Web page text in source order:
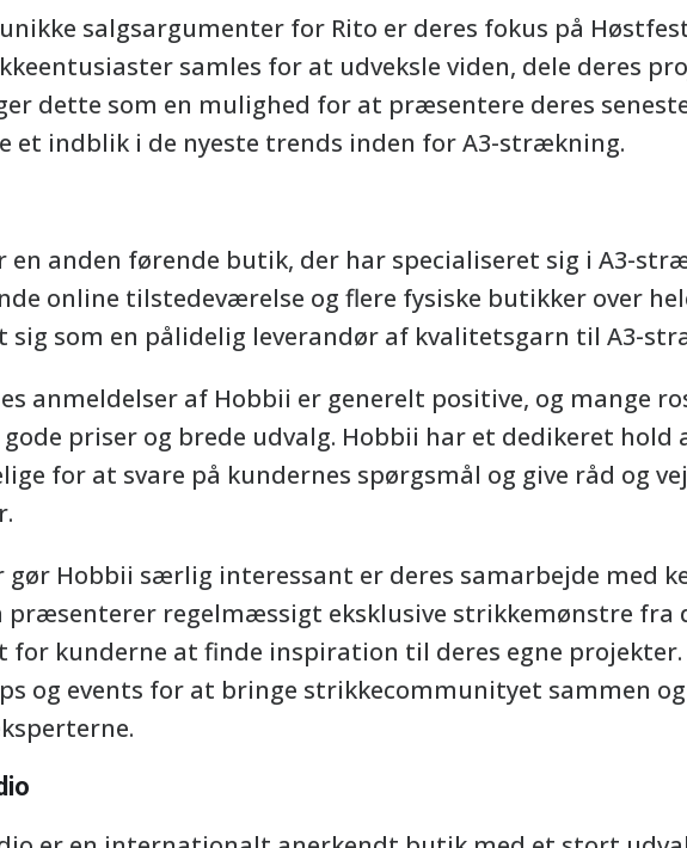
unikke salgsargumenter for Rito er deres fokus på
samles for at udveksle viden, dele deres
dette som en mulighed for at præsentere deres
et indblik i de nyeste trends inden for A3-strækning.
en anden førende butik, der har specialiseret sig i A3-
online tilstedeværelse og flere fysiske butikker over
sig som en pålidelig leverandør af kvalitetsgarn til A3-
anmeldelser af Hobbii er generelt positive, og mange
gode priser og brede udvalg. Hobbii har et dedikeret hold
for at svare på kundernes spørgsmål og give råd og
gør Hobbii særlig interessant er deres samarbejde med
præsenterer regelmæssigt eksklusive strikkemønstre fra
for kunderne at finde inspiration til deres egne
og events for at bringe strikkecommunityet sammen